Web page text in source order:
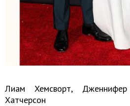
Лиам Хемсворт,
Хатчерсон